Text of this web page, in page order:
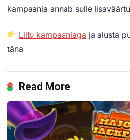
kampaania annab sulle
Liitu kampaaniaga ja alusta
täna
Read More